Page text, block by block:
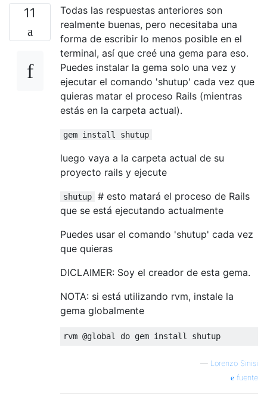
11
Todas las respuestas anteriores son
realmente buenas, pero necesitaba una
forma de escribir lo menos posible en el
terminal, así que creé una gema para eso.
Puedes instalar la gema solo una vez y
ejecutar el comando 'shutup' cada vez que
quieras matar el proceso Rails (mientras
estás en la carpeta actual).
gem install shutup
luego vaya a la carpeta actual de su
proyecto rails y ejecute
shutup
# esto matará el proceso de Rails
que se está ejecutando actualmente
Puedes usar el comando 'shutup' cada vez
que quieras
DICLAIMER: Soy el creador de esta gema.
NOTA: si está utilizando rvm, instale la
gema globalmente
rvm @global do gem install shutup
— Lorenzo Sinisi
fuente